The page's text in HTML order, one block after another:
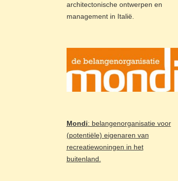
architectonische ontwerpen en
management in Italië.
Mondi: belangenorganisatie voor
(potentiële) eigenaren van
recreatiewoningen in het
buitenland.